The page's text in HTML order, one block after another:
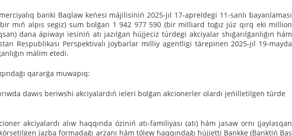
banki Baqlaw keńesi májilisiniń 2025-jıl 17-apreldegi 11-sanlı bayanlaması
mıń alpıs segiz) sum bolǵan 1 942 977 590 (bir milliard toǵız júz qırq eki million
dana ápiwayı iesiniń atı jazılǵan hújjeciz túrdegi akciyalar shıǵarılǵanlıǵın hám
Respublikası Perspektivalı joybarlar milliy agentligi tárepinen 2025-jıl 19-mayda
málim etedi.
qararǵa muwapıq:
dawıs beriwshi akciyalardıń ieleri bolǵan akcionerler olardı jeńilletilgen túrde
akciyalardı alıw haqqında óziniń atı-familiyası (atı) hám jasaw ornı (jaylasqan
jazba formadaǵı arzanı hám tólew haqqındaǵı hújjetti Bankke (Banktiń Bas